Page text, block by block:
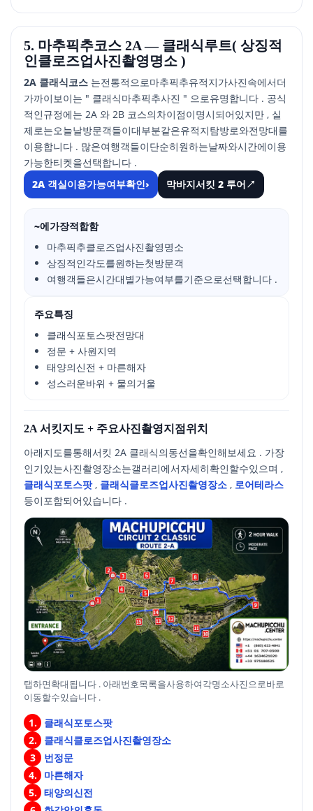
5. 마추픽추코스 2A — 클래식루트( 상징적
인클로즈업사진촬영명소 )
2A 클래식코스 는전통적으로마추픽추유적지가사진속에서더
가까이보이는 " 클래식마추픽추사진 " 으로유명합니다 . 공식
적인규정에는 2A 와 2B 코스의차이점이명시되어있지만 , 실
제로는오늘날방문객들이대부분같은유적지탐방로와전망대를
이용합니다 . 많은여행객들이단순히원하는날짜와시간에이용
가능한티켓을선택합니다 .
2A 객실이용가능여부확인› 막바지서킷 2 투어↗
~에가장적합함
마추픽추클로즈업사진촬영명소
상징적인각도를원하는첫방문객
여행객들은시간대별가능여부를기준으로선택합니다 .
주요특징
클래식포토스팟전망대
정문 + 사원지역
태양의신전 + 마른해자
성스러운바위 + 물의거울
2A 서킷지도 + 주요사진촬영지점위치
아래지도를통해서킷 2A 클래식의동선을확인해보세요 . 가장
인기있는사진촬영장소는갤러리에서자세히확인할수있으며 ,
클래식포토스팟, 클래식클로즈업사진촬영장소 , 로어테라스
등이포함되어있습니다 .
탭하면확대됩니다 . 아래번호목록을사용하여각명소사진으로바로
이동할수있습니다 .
1.
클래식포토스팟
2.
클래식클로즈업사진촬영장소
3
번정문
4.
마른해자
5. 태양의신전